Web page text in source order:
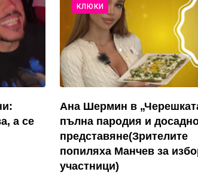
а се
КЛЮКИ
Ана Шермин в
пълна пародия и
представяне(Зрителите
попиляха Манчев за
участници)